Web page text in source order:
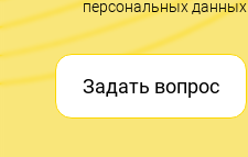
персональных данных
Задать вопрос